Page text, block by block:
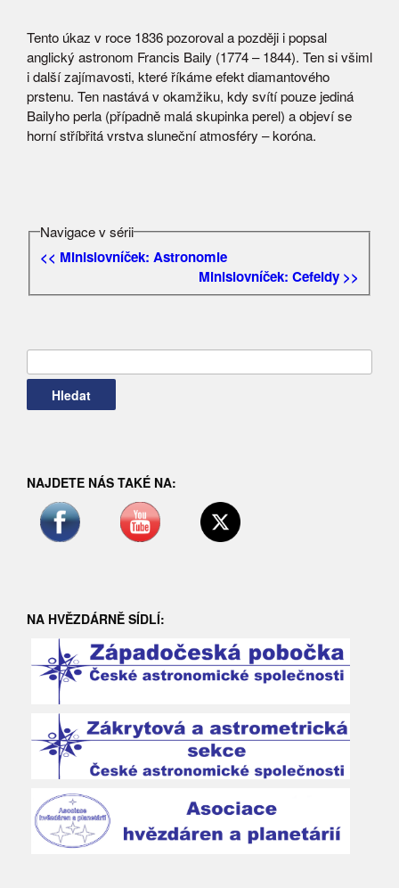
Tento úkaz v roce 1836 pozoroval a později i popsal
anglický astronom Francis Baily (1774 – 1844). Ten si všiml
i další zajímavosti, které říkáme efekt diamantového
prstenu. Ten nastává v okamžiku, kdy svítí pouze jediná
Bailyho perla (případně malá skupinka perel) a objeví se
horní stříbřitá vrstva sluneční atmosféry – koróna.
Navigace v sérii
<< Minislovníček: Astronomie
Minislovníček: Cefeidy >>
NAJDETE NÁS TAKÉ NA:
NA HVĚZDÁRNĚ SÍDLÍ: